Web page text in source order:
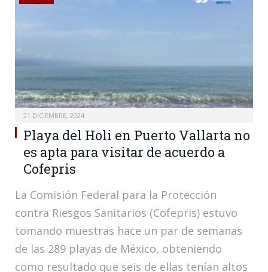
21 DICIEMBRE, 2024
Playa del Holi en Puerto Vallarta no
es apta para visitar de acuerdo a
Cofepris
La Comisión Federal para la Protección
contra Riesgos Sanitarios (Cofepris) estuvo
tomando muestras hace un par de semanas
de las 289 playas de México, obteniendo
como resultado que seis de ellas tenían altos